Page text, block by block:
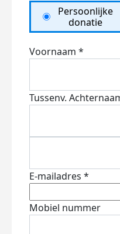
Persoonlijke
donatie
Voornaam *
Tussenv.
E-mailadres *
Mobiel nummer